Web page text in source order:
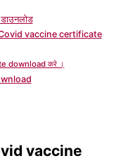
Covid vaccine certificate
download करे ।
vaccine